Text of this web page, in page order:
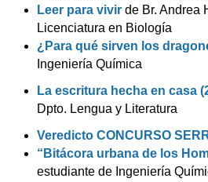
Leer para vivir de Br. Andrea
Licenciatura en Biología
¿Para qué sirven los
Ingeniería Química
La escritura hecha en casa
Dpto. Lengua y Literatura
Veredicto CONCURSO
“Bitácora urbana de los
estudiante de Ingeniería